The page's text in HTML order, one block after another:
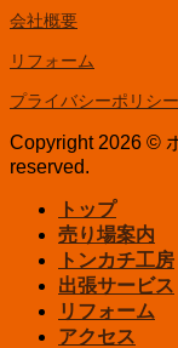
会社概要
リフォーム
プライバシーポリシー
Copyright 2026 ©
reserved.
トップ
売り場案内
トンカチ工房
出張サービス
リフォーム
アクセス